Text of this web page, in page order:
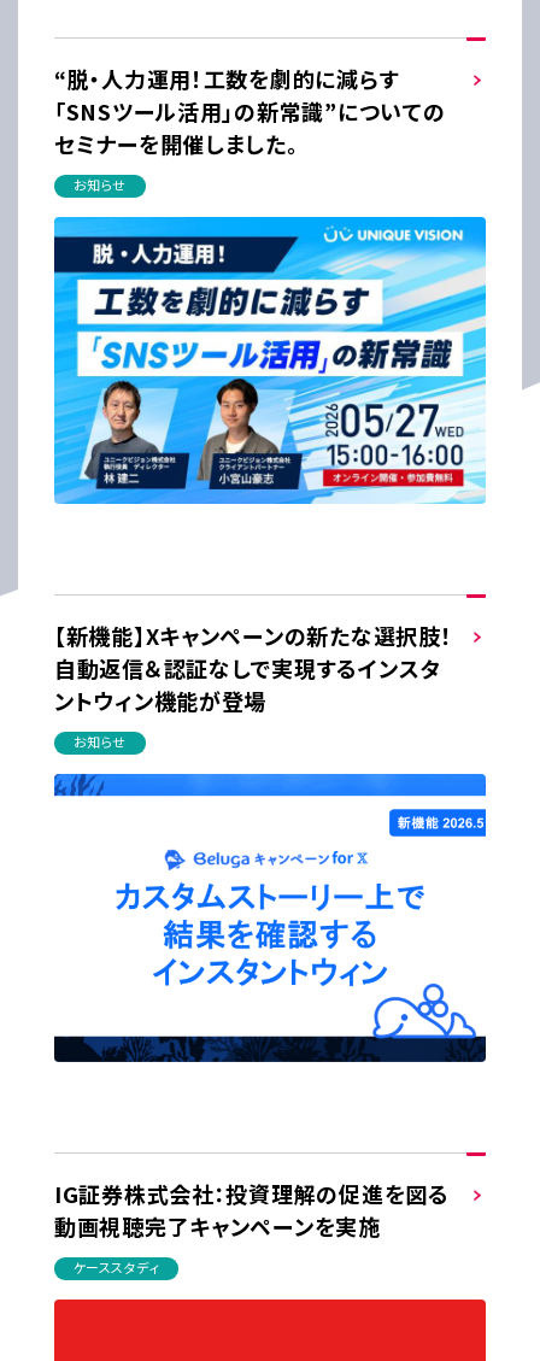
“脱・人力運用！工数を劇的に減らす
「SNSツール活用」の新常識”についての
セミナーを開催しました。
お知らせ
【新機能】Xキャンペーンの新たな選択肢！
自動返信＆認証なしで実現するインスタ
ントウィン機能が登場
お知らせ
IG証券株式会社：投資理解の促進を図る
動画視聴完了キャンペーンを実施
ケーススタディ